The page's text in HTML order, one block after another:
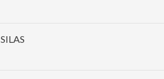
SILAS